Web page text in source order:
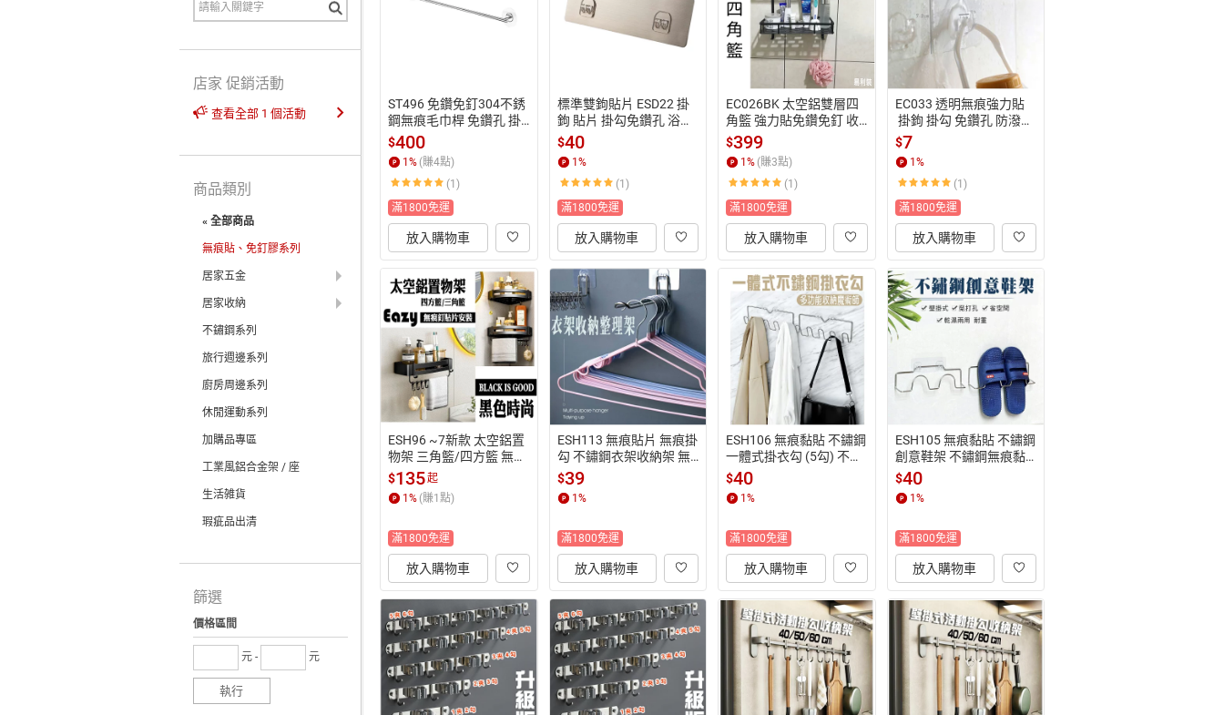
ST496 免鑽免釘304不銹
鋼無痕毛巾桿 免鑽孔 掛
鉤 隨意貼 重複黏貼 毛巾
桿架 室內拖鞋架
$400
1% (賺4點)
(1)
滿1800免運
放入購物車
標準雙鉤貼片 ESD22 掛
鉤 貼片 掛勾免鑽孔 浴室
廁所 免鑽孔 廚房
$40
1%
(1)
滿1800免運
放入購物車
EC026BK 太空鋁雙層四
角籃 強力貼免鑽免釘 收
納置物籃架 易利裝生活
五金
$399
1% (賺3點)
(1)
滿1800免運
放入購物車
EC033 透明無痕強力貼
掛鉤 掛勾 免鑽孔 防潑水
耐重 收納
$7
1%
(1)
滿1800免運
放入購物車
ESH96 ~7新款 太空鋁置
物架 三角籃/四方籃 無痕
釘貼片安裝 雙安裝 送無
痕釘貼片與螺絲包 【昜
利裝】
$135起
1% (賺1點)
滿1800免運
放入購物車
ESH113 無痕貼片 無痕掛
勾 不鏽鋼衣架收納架 無
痕貼 收納架
$39
1%
滿1800免運
放入購物車
ESH106 無痕黏貼 不鏽鋼
一體式掛衣勾 (5勾) 不鏽
鋼無痕黏貼 【易利裝】
$40
1%
滿1800免運
放入購物車
ESH105 無痕黏貼 不鏽鋼
創意鞋架 不鏽鋼無痕黏
貼 【易利裝】
$40
1%
滿1800免運
放入購物車
店家 促銷活動
查看全部 1 個活動
商品類別
« 全部商品
無痕貼、免釘膠系列
居家五金
居家收納
不鏽鋼系列
旅行週邊系列
廚房周邊系列
休閒運動系列
加購品專區
工業風鋁合金架 / 座
生活雑貨
瑕疵品出清
篩選
價格區間
元 - 元
執行